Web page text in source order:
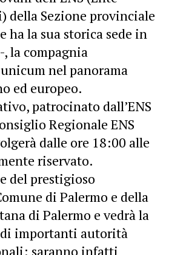
della Sezione provinciale
ha la sua storica sede in
la compagnia
nel panorama
ed europeo.
patrocinato dall’ENS
Regionale ENS
dalle ore 18:00 alle
riservato.
del prestigioso
di Palermo e della
di Palermo e vedrà la
importanti autorità
saranno infatti